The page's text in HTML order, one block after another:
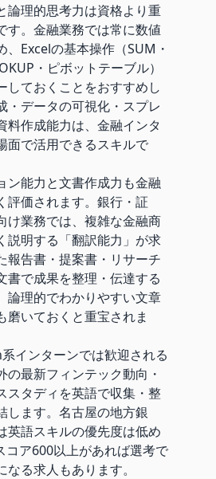
論理的思考力は資格より重
す。金融業務では常に数値
、Excelの基本操作（SUM・
・ピボットテーブル）
しておくことをおすすめし
・データの可視化・スプレ
料作成能力は、金融インタ
面で活用できるスキルで
ン能力と文書作成力も金融
評価されます。銀行・証
け業務では、複雑な金融商
説明する「翻訳能力」が求
報告書・提案書・リサーチ
書で成果を整理・伝達する
論理的でわかりやすい文章
磨いておくと重宝されま
インターンでは歓迎される
の最新フィンテック動向・
スタディを英語で収集・整
します。名古屋の地方銀
英語スキルの優先度は低め
コア600以上があれば選考で
る求人もあります。